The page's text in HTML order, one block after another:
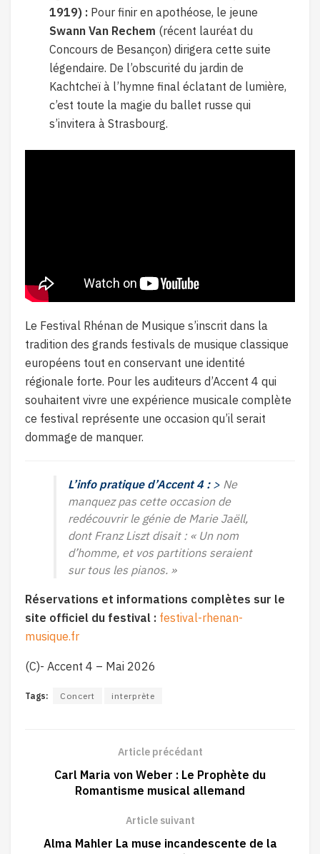
1919) : Pour finir en apothéose, le jeune
Swann Van Rechem (récent lauréat du
Concours de Besançon) dirigera cette suite
légendaire. De l’obscurité du jardin de
Kachtcheï à l’hymne final éclatant de lumière,
c’est toute la magie du ballet russe qui
s’invitera à Strasbourg.
Le Festival Rhénan de Musique s’inscrit dans la
tradition des grands festivals de musique classique
européens tout en conservant une identité
régionale forte. Pour les auditeurs d’Accent 4 qui
souhaitent vivre une expérience musicale complète
ce festival représente une occasion qu’il serait
dommage de manquer.
L’info pratique d’Accent 4 :> Ne
manquez pas cette occasion de
redécouvrir le génie de Marie Jaëll,
dont Franz Liszt disait : « Un nom
d’homme, et vos partitions seraient
sur tous les pianos. »
Réservations et informations complètes sur le
site officiel du festival : festival-rhenan-
musique.fr
(C)- Accent 4 – Mai 2026
Tags: Concert interprète
Article précédant
Carl Maria von Weber : Le Prophète du
Romantisme musical allemand
Article suivant
Alma Mahler La muse incandescente de la